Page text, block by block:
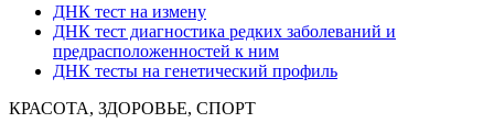
ДНК тест на измену
ДНК тест диагностика редких заболеваний и
предрасположенностей к ним
ДНК тесты на генетический профиль
КРАСОТА, ЗДОРОВЬЕ, СПОРТ